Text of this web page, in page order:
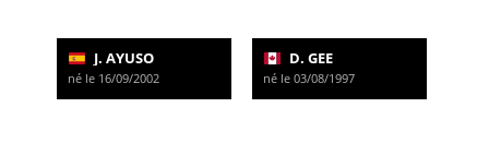
J. AYUSO
né le 16/09/2002
D. GEE
né le 03/08/1997